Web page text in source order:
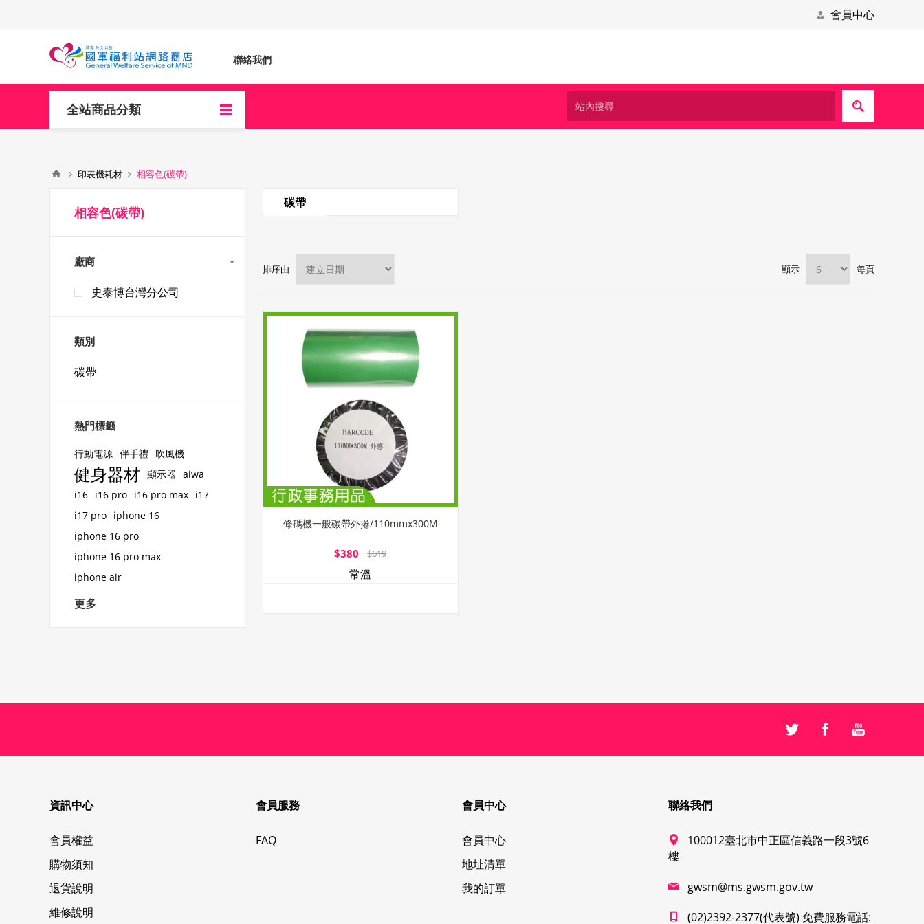
會員中心
聯絡我們
全站商品分類
印表機耗材 相容色(碳帶)
碳帶
排序由 顯示 每頁
條碼機一般碳帶外捲/110mmx300M
$380 $619
常溫
相容色(碳帶)
廠商
史泰博台灣分公司
類別
碳帶
熱門標籤
行動電源 伴手禮 吹風機
健身器材 顯示器 aiwa
i16 i16 pro i16 pro max i17
i17 pro iphone 16
iphone 16 pro
iphone 16 pro max
iphone air
更多
資訊中心
會員權益
購物須知
退貨說明
維修說明
會員服務
FAQ
會員中心
會員中心
地址清單
我的訂單
聯絡我們
100012臺北市中正區信義路一段3號6
樓
gwsm@ms.gwsm.gov.tw
(02)2392-2377(代表號) 免費服務電話: